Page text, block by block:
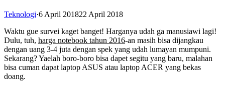
Teknologi·6 April 201822 April 2018
Waktu gue survei kaget banget! Harganya udah ga manusiawi lagi!
Dulu, tuh, harga notebook tahun 2016-an masih bisa dijangkau
dengan uang 3-4 juta dengan spek yang udah lumayan mumpuni.
Sekarang? Yaelah boro-boro bisa dapet segitu yang baru, malahan
bisa cuman dapat laptop ASUS atau laptop ACER yang bekas
doang.